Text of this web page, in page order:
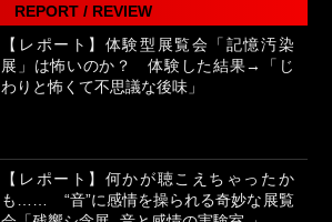
REPORT / REVIEW
【レポート】体験型展覧会「記憶汚染
展」は怖いのか？ 体験した結果→「じ
わりと怖くて不思議な後味」
【レポート】何かが聴こえちゃったか
も…… “音”に感情を操られる奇妙な展覧